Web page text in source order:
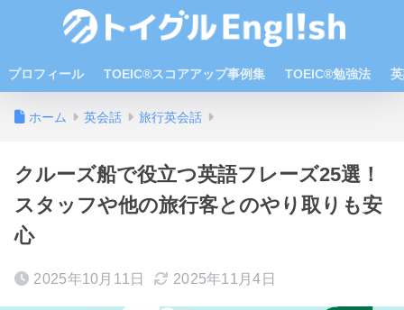
プロフィール TOEIC®スコアアップ事例集 TOEIC®勉強法
ホーム 英会話 旅行英会話
クルーズ船で役立つ英語フレーズ25選！
スタッフや他の旅行客とのやり取りも安
心
2025年10月11日 2025年11月4日